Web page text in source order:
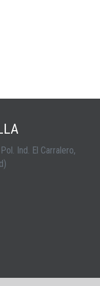
Ind. El Carralero,